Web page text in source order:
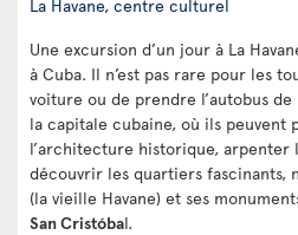
La Havane, centre culturel
Une excursion d’un jour à La
à Cuba. Il n’est pas rare pour les
voiture ou de prendre l’autobus
la capitale cubaine, où ils peuvent
l’architecture historique,
découvrir les quartiers fascinants,
(la vieille Havane) et ses
San Cristóbal.